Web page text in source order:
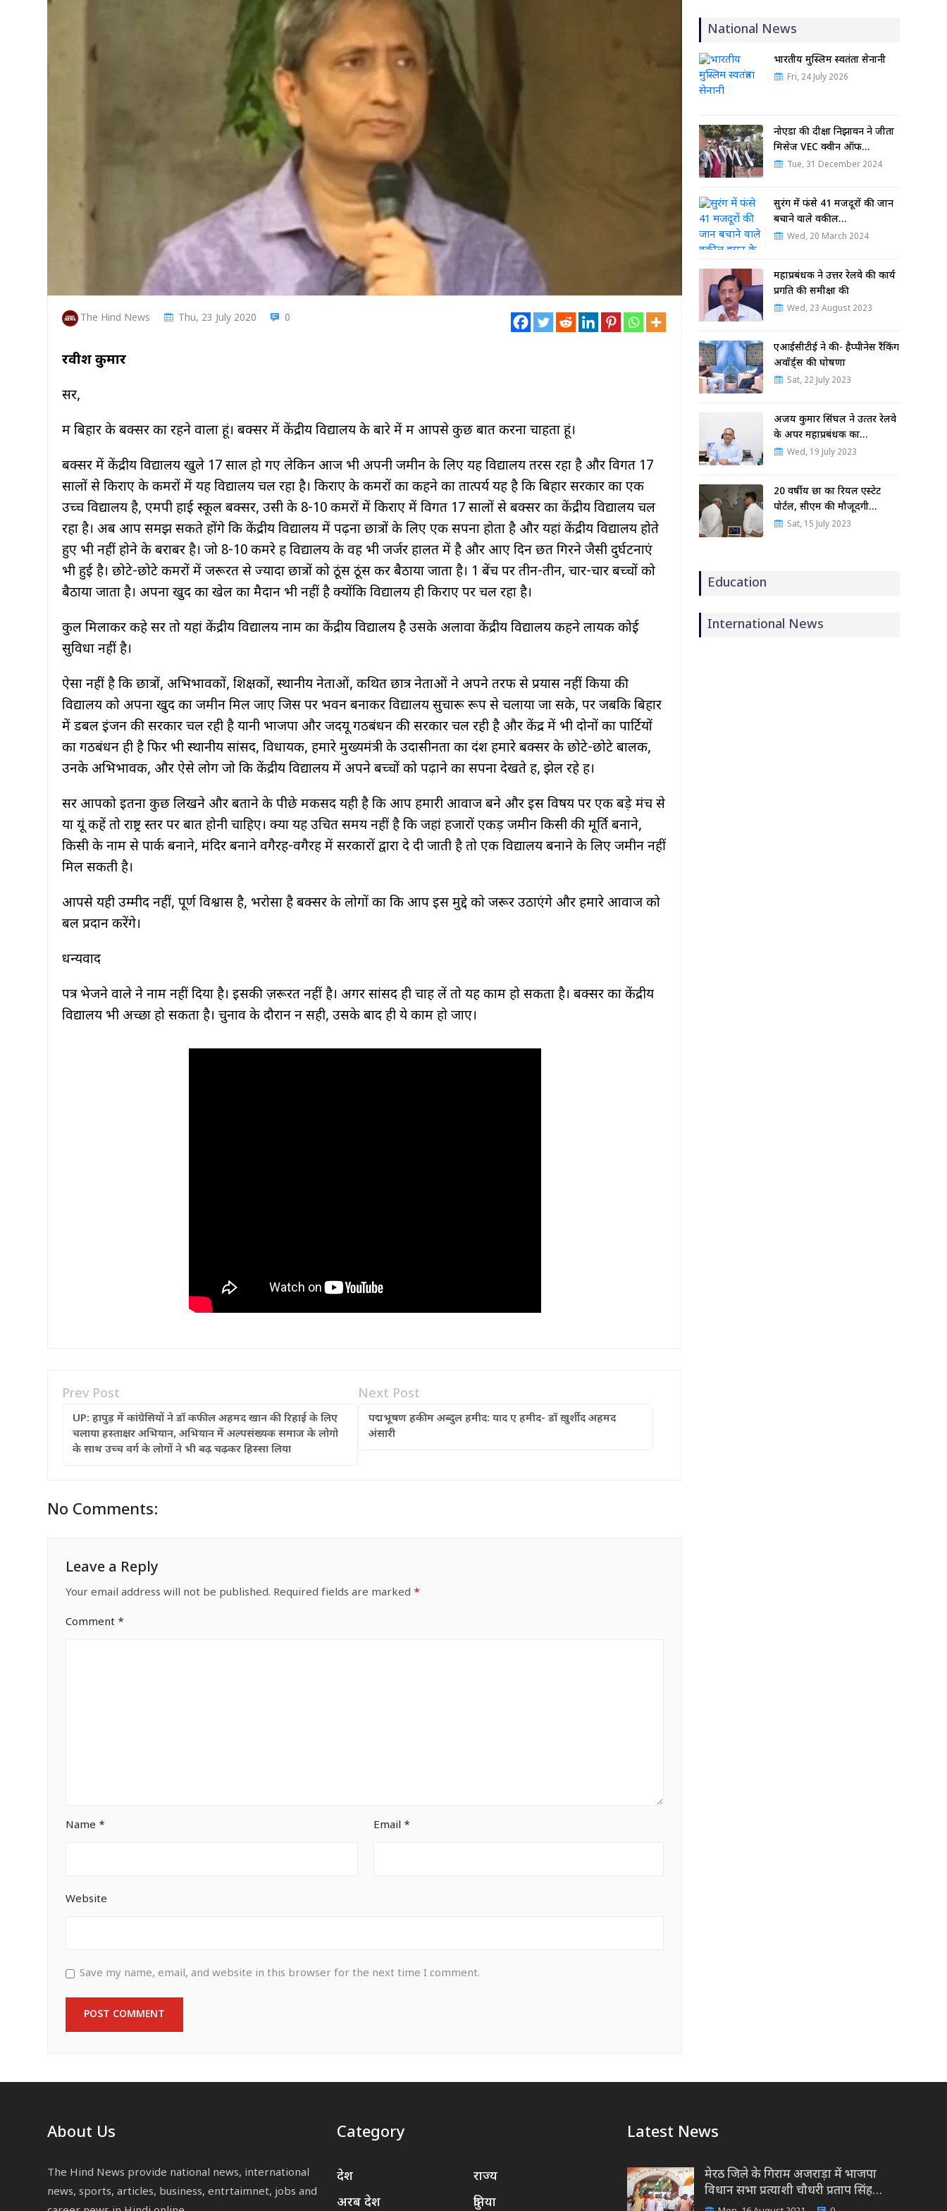
The Hind News Thu, 23 July 2020 0
रवीश कुमार
सर,
मैं बिहार के बक्सर का रहने वाला हूं। बक्सर में केंद्रीय विद्यालय के बारे में मैं आपसे कुछ बात करना चाहता हूं।
बक्सर में केंद्रीय विद्यालय खुले 17 साल हो गए लेकिन आज भी अपनी जमीन के लिए यह विद्यालय तरस रहा है और विगत 17
सालों से किराए के कमरों में यह विद्यालय चल रहा है। किराए के कमरों का कहने का तात्पर्य यह है कि बिहार सरकार का एक
उच्च विद्यालय है, एमपी हाई स्कूल बक्सर, उसी के 8-10 कमरों में किराए में विगत 17 सालों से बक्सर का केंद्रीय विद्यालय चल
रहा है। अब आप समझ सकते होंगे कि केंद्रीय विद्यालय में पढ़ना छात्रों के लिए एक सपना होता है और यहां केंद्रीय विद्यालय होते
हुए भी नहीं होने के बराबर है। जो 8-10 कमरे हैं विद्यालय के वह भी जर्जर हालत में है और आए दिन छत गिरने जैसी दुर्घटनाएं
भी हुई है। छोटे-छोटे कमरों में जरूरत से ज्यादा छात्रों को ठूंस ठूंस कर बैठाया जाता है। 1 बेंच पर तीन-तीन, चार-चार बच्चों को
बैठाया जाता है। अपना खुद का खेल का मैदान भी नहीं है क्योंकि विद्यालय ही किराए पर चल रहा है।
कुल मिलाकर कहे सर तो यहां केंद्रीय विद्यालय नाम का केंद्रीय विद्यालय है उसके अलावा केंद्रीय विद्यालय कहने लायक कोई
सुविधा नहीं है।
ऐसा नहीं है कि छात्रों, अभिभावकों, शिक्षकों, स्थानीय नेताओं, कथित छात्र नेताओं ने अपने तरफ से प्रयास नहीं किया की
विद्यालय को अपना खुद का जमीन मिल जाए जिस पर भवन बनाकर विद्यालय सुचारू रूप से चलाया जा सके, पर जबकि बिहार
में डबल इंजन की सरकार चल रही है यानी भाजपा और जदयू गठबंधन की सरकार चल रही है और केंद्र में भी दोनों का पार्टियों
का गठबंधन ही है फिर भी स्थानीय सांसद, विधायक, हमारे मुख्यमंत्री के उदासीनता का दंश हमारे बक्सर के छोटे-छोटे बालक,
उनके अभिभावक, और ऐसे लोग जो कि केंद्रीय विद्यालय में अपने बच्चों को पढ़ाने का सपना देखते हैं, झेल रहे हैं।
सर आपको इतना कुछ लिखने और बताने के पीछे मकसद यही है कि आप हमारी आवाज बने और इस विषय पर एक बड़े मंच से
या यूं कहें तो राष्ट्र स्तर पर बात होनी चाहिए। क्या यह उचित समय नहीं है कि जहां हजारों एकड़ जमीन किसी की मूर्ति बनाने,
किसी के नाम से पार्क बनाने, मंदिर बनाने वगैरह-वगैरह में सरकारों द्वारा दे दी जाती है तो एक विद्यालय बनाने के लिए जमीन नहीं
मिल सकती है।
आपसे यही उम्मीद नहीं, पूर्ण विश्वास है, भरोसा है बक्सर के लोगों का कि आप इस मुद्दे को जरूर उठाएंगे और हमारे आवाज को
बल प्रदान करेंगे।
धन्यवाद
पत्र भेजने वाले ने नाम नहीं दिया है। इसकी ज़रूरत नहीं है। अगर सांसद ही चाह लें तो यह काम हो सकता है। बक्सर का केंद्रीय
विद्यालय भी अच्छा हो सकता है। चुनाव के दौरान न सही, उसके बाद ही ये काम हो जाए।
Prev Post
UP: हापुड़ में कांग्रेसियों ने डॉ कफील अहमद खान की रिहाई के लिए
चलाया हस्ताक्षर अभियान, अभियान में अल्पसंख्यक समाज के लोगो
के साथ उच्च वर्ग के लोगों ने भी बढ़ चढ़कर हिस्सा लिया
Next Post
पद्मभूषण हकीम अब्दुल हमीद: याद ए हमीद- डॉ ख़ुर्शीद अहमद
अंसारी
No Comments:
Leave a Reply
Your email address will not be published. Required fields are marked *
Comment *
Name * Email *
Website
Save my name, email, and website in this browser for the next time I comment.
National News
भारतीय मुस्लिम स्वतंत्रता सेनानी
Fri, 24 July 2026
नोएडा की दीक्षा निझावन ने जीता
मिसेज VEC क्वीन ऑफ…
Tue, 31 December 2024
सुरंग में फंसे 41 मजदूरों की जान
बचाने वाले वकील…
Wed, 20 March 2024
महाप्रबंधक ने उत्तर रेलवे की कार्य
प्रगति की समीक्षा की
Wed, 23 August 2023
एआईसीटीई ने की- हैप्पीनेस रैंकिंग
अवॉर्ड्स की घोषणा
Sat, 22 July 2023
अजय कुमार सिंघल ने उत्‍तर रेलवे
के अपर महाप्रबंधक का…
Wed, 19 July 2023
20 वर्षीय छात्र का रियल एस्टेट
पोर्टल, सीएम की मौजूदगी…
Sat, 15 July 2023
Education
International News
About Us
The Hind News provide national news, international
news, sports, articles, business, entrtaimnet, jobs and
Category
देश
राज्य
अरब देश
दुनिया
Latest News
मेरठ जिले के गिराम अजराड़ा में भाजपा
विधान सभा प्रत्याशी चौधरी प्रताप सिंह…